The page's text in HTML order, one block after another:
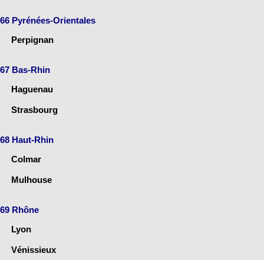
66 Pyrénées-Orientales
Perpignan
67 Bas-Rhin
Haguenau
Strasbourg
68 Haut-Rhin
Colmar
Mulhouse
69 Rhône
Lyon
Vénissieux